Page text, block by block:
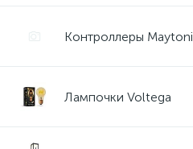
Контроллеры Maytoni
Лампочки Voltega